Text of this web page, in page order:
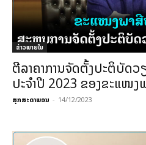
ຂ່າວພາຍ​ໃນ
ຕີລາຄາການຈັດຕັ້ງປະຕິບັດວ
ປະຈຳປີ 2023 ຂອງຂະແໜ
ສຸກສະດາພອນ - 14/12/2023